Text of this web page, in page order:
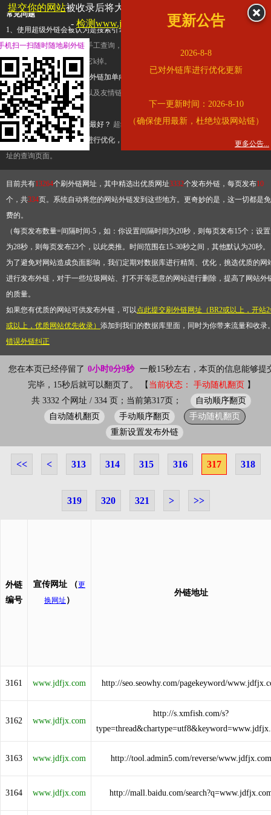
常见问题
1、使用超级外链会被认为是搜索引擎优化作弊吗？ 超级外链只是一个简便而集成
查询工具，模拟的是正常手工查询，不是作弊。如果是作弊，那您可以使用超级外
推广竞争对手的网址，让它k掉。
2、网站优化单纯依靠超级外链加单向链接可行吗？
链，需要结合普通的外链以及友情链接，您可以到站长论坛发布外链，到友情链接
台交换友情链接。
3、如何使用超级外链效果最好？ 超级外链不同于普通的外链，它是动态的链接，
有频繁使用超级外链工具进行优化，才能获得稳定的外链
，最终使搜索引擎收录带
址的查询页面。
目前共有13264个刷外链网址，其中精选出优质网址3332个发布外链，每页发布10
个，共334页。系统自动将您的网站外链发到这些地方。更奇妙的是，这一切都是免
费的。
（每页发布数量=间隔时间-5，如：你设置间隔时间为20秒，则每页发布15个；设置
为28秒，则每页发布23个，以此类推。时间范围在15-30秒之间，其他默认为20秒
为了避免对网站造成负面影响，我们定期对数据库进行精简、优化，挑选优质的网
进行发布外链，对于一些垃圾网站、打不开等恶意的网站进行删除，提高了网站外
的质量。
如果您有优质的网站可供发布外链，可以点此提交刷外链网址（BR2或以上，开站
或以上，优质网站优先收录） 添加到我们的数据库里面，同时为你带来流量和收录
错误外链纠正
您在本页已经停留了 0小时0分9秒
一般15秒左右，本页的信息能够提
完毕，15秒后就可以翻页了。 【 当前状态： 手动随机翻页 】
共 3332 个网址 / 334 页；当前第317页；
自动顺序翻页
自动随机翻页
手动顺序翻页
手动随机翻页
重新设置发布外链
<< < 313 314 315 316 317 318
319 320 321 > >>
外链
编号
宣传网址 （更
换网址 ）
外链地址
3161 www.jdfjx.com http://seo.seowhy.com/pagekeyword/
3162 www.jdfjx.com
http://s.xmfish.com/s?
3163 www.jdfjx.com http://tool.admin5.com/reverse/www.jdfjx.com
3164 www.jdfjx.com http://mall.baidu.com/
提交你的网站被收录后将大幅提升流量和外链，
查看展示页面
- 检测www.jdfjx.com是否收录更新公告
2026-8-8
已对外链库进行优化更新
下一更新时间：2026-8-10
（确保使用最新，杜绝垃圾网站链）
更多公告...
机扫一扫随时随地刷外链